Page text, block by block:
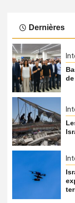
Dernières
de